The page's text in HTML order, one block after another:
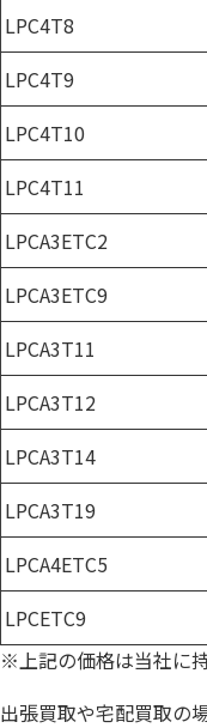
LPC4T8
LPC4T9
LPC4T10
LPC4T11
LPCA3ETC2
LPCA3ETC9
LPCA3T11
LPCA3T12
LPCA3T14
LPCA3T19
LPCA4ETC5
LPCETC9
※上記の価格は当社に
出張買取や宅配買取の